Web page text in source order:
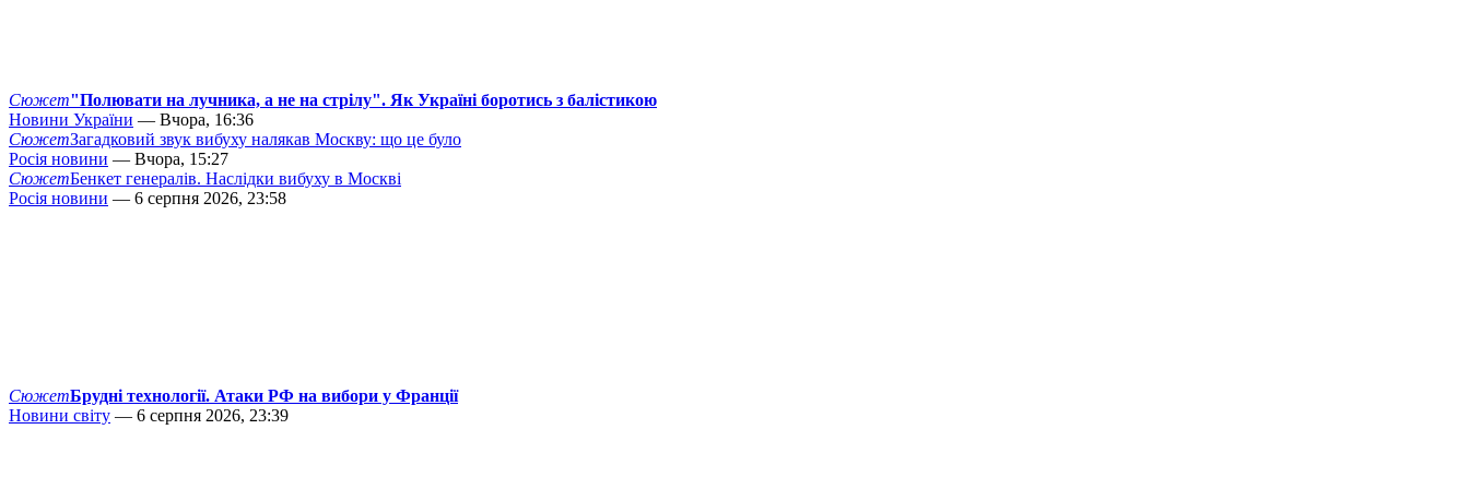
Сюжет"Полювати на лучника, а не на стрілу". Як Україні боротись з балістикою
Новини України — Вчора, 16:36
СюжетЗагадковий звук вибуху налякав Москву: що це було
Росія новини — Вчора, 15:27
СюжетБенкет генералів. Наслідки вибуху в Москві
Росія новини — 6 серпня 2026, 23:58
СюжетБрудні технології. Атаки РФ на вибори у Франції
Новини світу — 6 серпня 2026, 23:39